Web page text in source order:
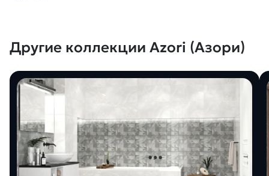
Другие коллекции Azori (Азори)